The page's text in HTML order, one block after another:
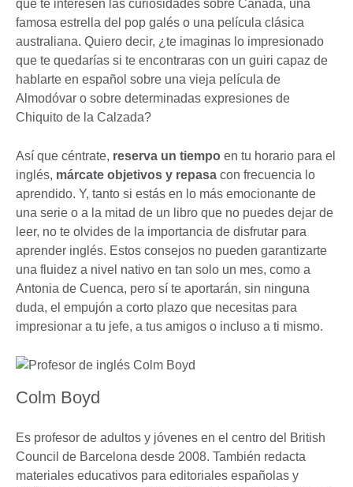
que te interesen las curiosidades sobre Canadá, una
famosa estrella del pop galés o una película clásica
australiana. Quiero decir, ¿te imaginas lo impresionado
que te quedarías si te encontraras con un guiri capaz de
hablarte en español sobre una vieja película de
Almodóvar o sobre determinadas expresiones de
Chiquito de la Calzada?
Así que céntrate, reserva un tiempo en tu horario para el
inglés, márcate objetivos y repasa con frecuencia lo
aprendido. Y, tanto si estás en lo más emocionante de
una serie o a la mitad de un libro que no puedes dejar de
leer, no te olvides de la importancia de disfrutar para
aprender inglés. Estos consejos no pueden garantizarte
una fluidez a nivel nativo en tan solo un mes, como a
Antonia de Cuenca, pero sí te aportarán, sin ninguna
duda, el empujón a corto plazo que necesitas para
impresionar a tu jefe, a tus amigos o incluso a ti mismo.
Colm Boyd
Es profesor de adultos y jóvenes en el centro del British
Council de Barcelona desde 2008. También redacta
materiales educativos para editoriales españolas y